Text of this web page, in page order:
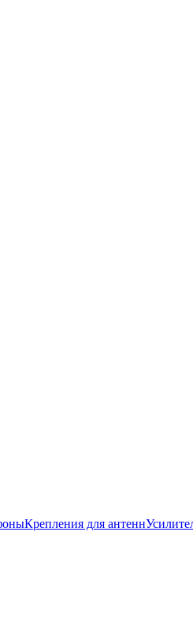
Крепления для антенн